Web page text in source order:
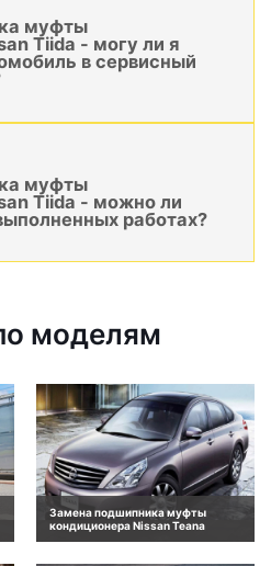
муфты
Tiida - могу ли я
в сервисный
муфты
Tiida - можно ли
работах?
моделям
Замена подшипника муфты
кондиционера Nissan Teana